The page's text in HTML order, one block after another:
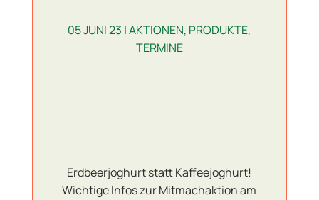
05 JUNI 23 |AKTIONEN, PRODUKTE,
TERMINE
Erdbeerjoghurt statt Kaffeejoghurt!
Wichtige Infos zur Mitmachaktion am